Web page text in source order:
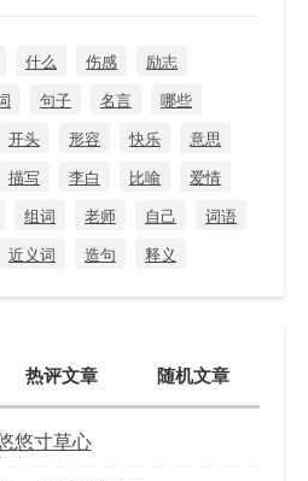
什么 伤感
励志
句子 名言
哪些
开头 形容 快乐
意思
描写 李白 比喻
爱情
组词 老师 自己
词语
近义词 造句 释义
热评文章 随机文章
悠寸草心